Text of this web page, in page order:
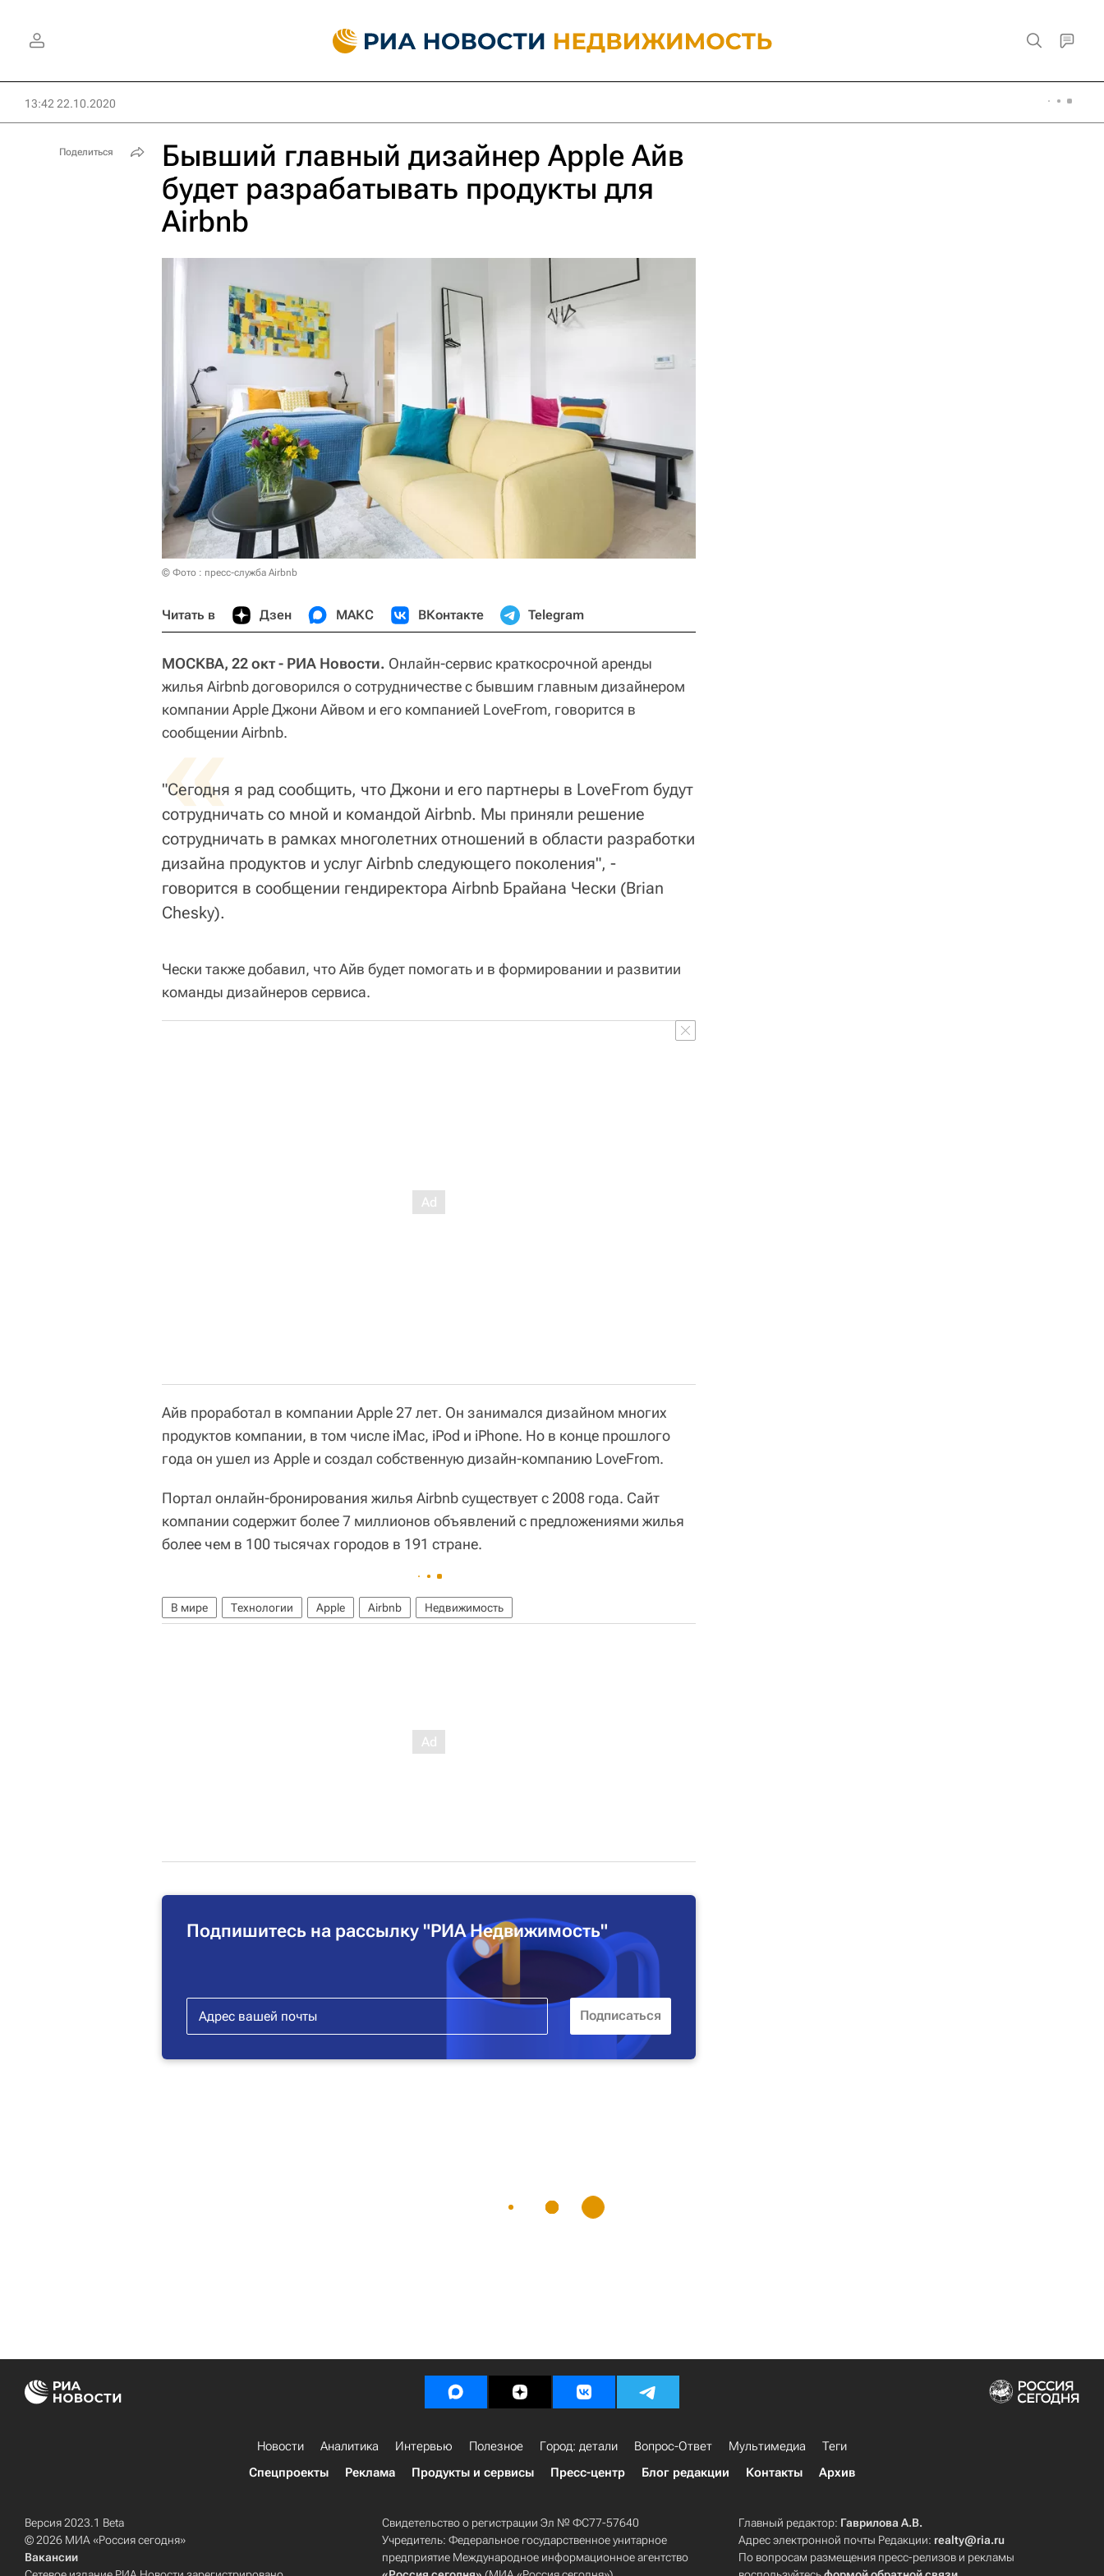
13:42 22.10.2020
Бывший главный дизайнер Apple Айв
будет разрабатывать продукты для
Airbnb
© Фото : пресс-служба Airbnb
Читать в Дзен МАКС ВКонтакте Telegram
МОСКВА, 22 окт - РИА Новости. Онлайн-сервис краткосрочной аренды
жилья Airbnb договорился о сотрудничестве с бывшим главным дизайнером
компании Apple Джони Айвом и его компанией LoveFrom, говорится в
сообщении Airbnb.
«
"Сегодня я рад сообщить, что Джони и его партнеры в LoveFrom будут
сотрудничать со мной и командой Airbnb. Мы приняли решение
сотрудничать в рамках многолетних отношений в области разработки
дизайна продуктов и услуг Airbnb следующего поколения", -
говорится в сообщении гендиректора Airbnb Брайана Чески (Brian
Chesky).
Чески также добавил, что Айв будет помогать и в формировании и развитии
команды дизайнеров сервиса.
Айв проработал в компании Apple 27 лет. Он занимался дизайном многих
продуктов компании, в том числе iMac, iPod и iPhone. Но в конце прошлого
года он ушел из Apple и создал собственную дизайн-компанию LoveFrom.
Портал онлайн-бронирования жилья Airbnb существует с 2008 года. Сайт
компании содержит более 7 миллионов объявлений с предложениями жилья
более чем в 100 тысячах городов в 191 стране.
В мире Технологии Apple Airbnb Недвижимость
Подпишитесь на рассылку "РИА Недвижимость"
Поделиться
Новости Аналитика Интервью Полезное Город: детали Вопрос-Ответ Мультимедиа
Теги
Спецпроекты
Реклама Продукты и сервисы Пресс-центр Блог редакции Контакты Архив
Версия 2023.1 Beta
© 2026 МИА «Россия сегодня»
Вакансии
Свидетельство о регистрации Эл № ФС77-57640
Учредитель: Федеральное государственное унитарное
предприятие Международное информационное агентство
Главный редактор: Гаврилова А.В.
Адрес электронной почты Редакции: realty@ria.ru
По вопросам размещения пресс-релизов и рекламы